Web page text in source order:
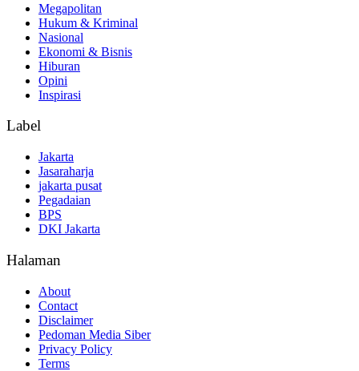
Megapolitan
Hukum & Kriminal
Nasional
Ekonomi & Bisnis
Hiburan
Opini
Inspirasi
Label
Jakarta
Jasaraharja
jakarta pusat
Pegadaian
BPS
DKI Jakarta
Halaman
About
Contact
Disclaimer
Pedoman Media Siber
Privacy Policy
Terms